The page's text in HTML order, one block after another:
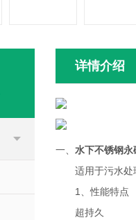
详情介绍
一、 水下不锈钢
适用于污水处理
1、性能特点
超持久